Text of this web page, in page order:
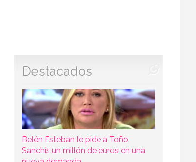
Destacados
Belén Esteban le pide a Toño
Sanchís un millón de euros en una